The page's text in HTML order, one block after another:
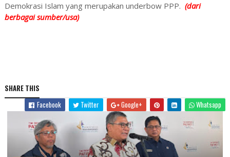
Demokrasi Islam yang merupakan underbow PPP. (dari
berbagai sumber/usa)
SHARE THIS
Facebook
Twitter Google+ Whatsapp